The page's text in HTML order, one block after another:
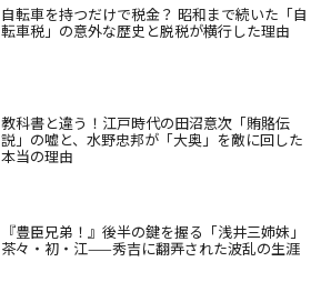
自転車を持つだけで税金？ 昭和まで続いた「自
転車税」の意外な歴史と脱税が横行した理由
教科書と違う！江戸時代の田沼意次「賄賂伝
説」の嘘と、水野忠邦が「大奥」を敵に回した
本当の理由
『豊臣兄弟！』後半の鍵を握る「浅井三姉妹」
茶々・初・江——秀吉に翻弄された波乱の生涯